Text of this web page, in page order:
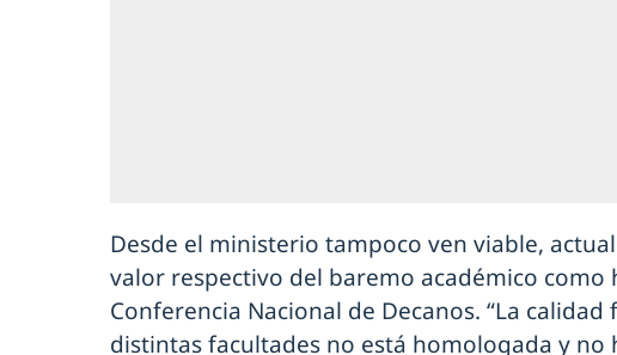
Desde el ministerio tampoco ven viable,
valor respectivo del baremo académico como
Conferencia Nacional de Decanos. “La
distintas facultades no está homologada y no